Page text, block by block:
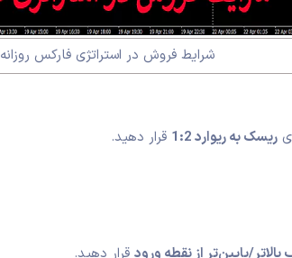
شرایط فروش در استراتژی فارکس روزانه 50 پیپ
ریسک به ریوارد 1:2 قرار دهید.